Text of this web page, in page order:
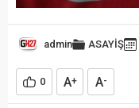
admin ASAYİŞ
0 A+ A-